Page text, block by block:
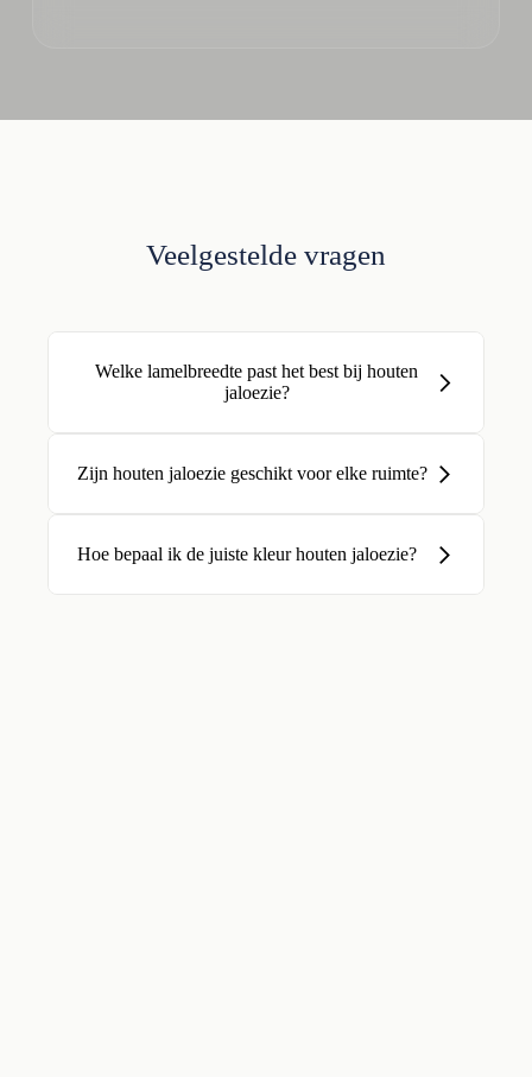
Veelgestelde vragen
Welke lamelbreedte past het best bij houten
jaloezie?
Zijn houten jaloezie geschikt voor elke ruimte?
Hoe bepaal ik de juiste kleur houten jaloezie?